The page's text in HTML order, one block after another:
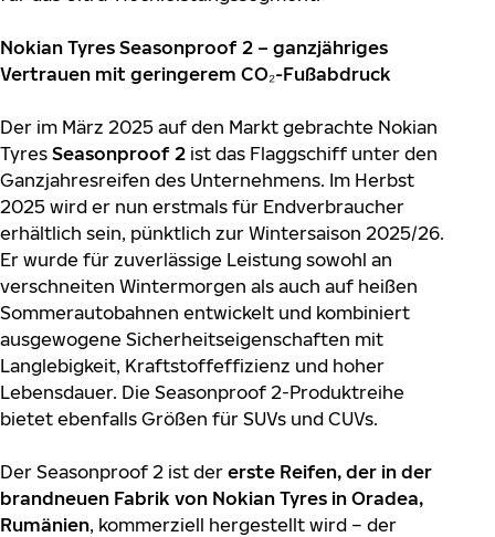
Nokian Tyres Seasonproof 2 – ganzjähriges
Vertrauen mit geringerem CO₂-Fußabdruck
Der im März 2025 auf den Markt gebrachte Nokian
Tyres Seasonproof 2 ist das Flaggschiff unter den
Ganzjahresreifen des Unternehmens. Im Herbst
2025 wird er nun erstmals für Endverbraucher
erhältlich sein, pünktlich zur Wintersaison 2025/26.
Er wurde für zuverlässige Leistung sowohl an
verschneiten Wintermorgen als auch auf heißen
Sommerautobahnen entwickelt und kombiniert
ausgewogene Sicherheitseigenschaften mit
Langlebigkeit, Kraftstoffeffizienz und hoher
Lebensdauer. Die Seasonproof 2-Produktreihe
bietet ebenfalls Größen für SUVs und CUVs.
Der Seasonproof 2 ist der erste Reifen, der in der
brandneuen Fabrik von Nokian Tyres in Oradea,
Rumänien, kommerziell hergestellt wird – der